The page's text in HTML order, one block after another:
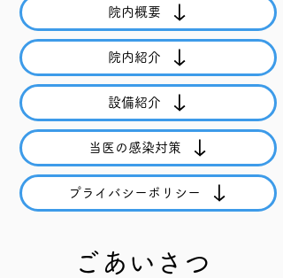
院内概要
院内紹介
設備紹介
当医の感染対策
プライバシーポリシー
ごあいさつ​